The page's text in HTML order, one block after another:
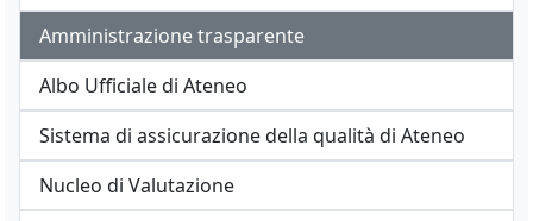
Amministrazione trasparente
Albo Ufficiale di Ateneo
Sistema di assicurazione della qualità di Ateneo
Nucleo di Valutazione